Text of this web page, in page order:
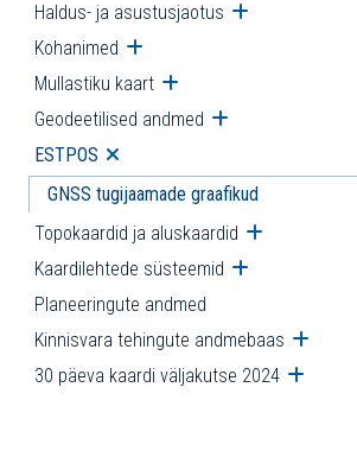
Haldus- ja asustusjaotus Ava
Kohanimed Ava alammenüü
Mullastiku kaart Ava alammenüü
Geodeetilised andmed Ava
ESTPOS Ava alammenüü
GNSS tugijaamade graafikud
Topokaardid ja aluskaardid Ava
Kaardilehtede süsteemid Ava
Planeeringute andmed
Kinnisvara tehingute andmebaas Ava
30 päeva kaardi väljakutse 2024 Ava